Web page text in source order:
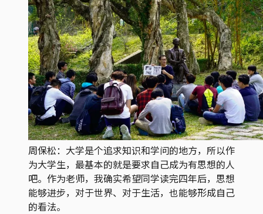
周保松：大学是个追求知识和学问的地方，所以作
为大学生，最基本的就是要求自己成为有思想的人
吧。作为老师，我确实希望同学读完四年后，思想
能够进步，对于世界、对于生活，也能够形成自己
的看法。